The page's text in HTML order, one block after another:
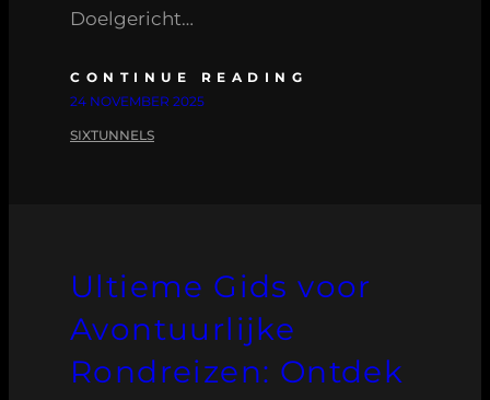
Doelgericht…
CONTINUE READING
24 NOVEMBER 2025
SIXTUNNELS
Ultieme Gids voor
Avontuurlijke
Rondreizen: Ontdek